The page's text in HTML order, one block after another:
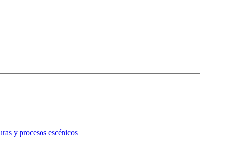
y procesos escénicos